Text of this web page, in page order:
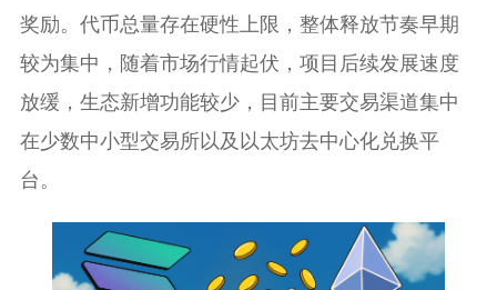
奖励。代币总量存在硬性上限，整体释放节奏早期
较为集中，随着市场行情起伏，项目后续发展速度
放缓，生态新增功能较少，目前主要交易渠道集中
在少数中小型交易所以及以太坊去中心化兑换平
台。